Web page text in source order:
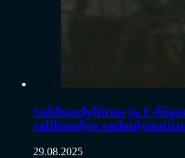
Salibandyliiton ja F-
salibandyn
29.08.2025